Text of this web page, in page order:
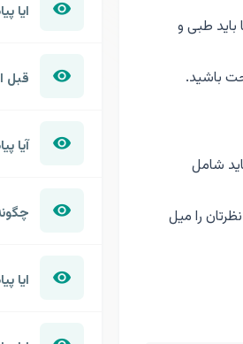
طبی و
باشید.
شامل
را میل
ایا
قبل
آیا
ایا